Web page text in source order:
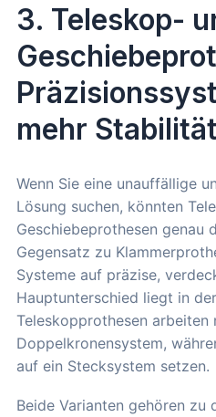
3. Teleskop-
mehr Stabilität
Wenn Sie eine unauffällige
Lösung suchen, könnten
Geschiebeprothesen genau
Gegensatz zu
Systeme auf präzise,
Hauptunterschied liegt in
Teleskopprothesen arbeiten
Doppelkronensystem,
auf ein Stecksystem setzen.
Beide Varianten gehören zu